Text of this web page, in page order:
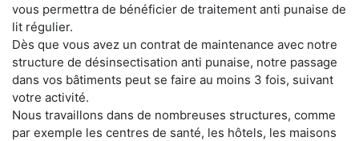
vous permettra de bénéficier de traitement anti punaise de
lit régulier.
Dès que vous avez un contrat de maintenance avec notre
structure de désinsectisation anti punaise, notre passage
dans vos bâtiments peut se faire au moins 3 fois, suivant
votre activité.
Nous travaillons dans de nombreuses structures, comme
par exemple les centres de santé, les hôtels, les maisons